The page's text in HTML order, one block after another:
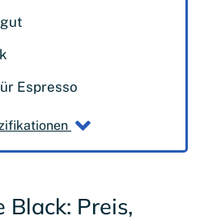
Espresso
Black: Preis,